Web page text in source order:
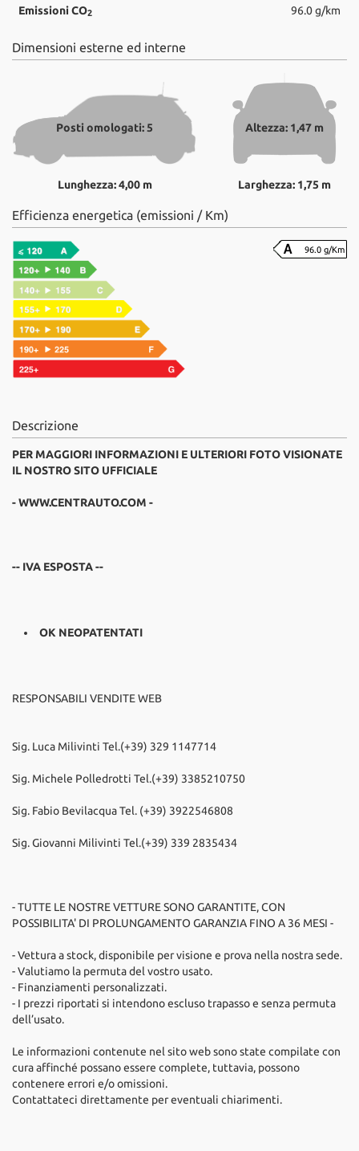
Emissioni CO2 96.0 g/km
Dimensioni esterne ed interne
Posti omologati: 5
Lunghezza: 4,00 m
Altezza: 1,47 m
Larghezza: 1,75 m
Efficienza energetica (emissioni / Km)
96.0 g/Km
Descrizione
PER MAGGIORI INFORMAZIONI E ULTERIORI FOTO VISIONATE
IL NOSTRO SITO UFFICIALE
- WWW.CENTRAUTO.COM -
-- IVA ESPOSTA --
OK NEOPATENTATI
RESPONSABILI VENDITE WEB
Sig. Luca Milivinti Tel.(+39) 329 1147714
Sig. Michele Polledrotti Tel.(+39) 3385210750
Sig. Fabio Bevilacqua Tel. (+39) 3922546808
Sig. Giovanni Milivinti Tel.(+39) 339 2835434
- TUTTE LE NOSTRE VETTURE SONO GARANTITE, CON
POSSIBILITA' DI PROLUNGAMENTO GARANZIA FINO A 36 MESI -
- Vettura a stock, disponibile per visione e prova nella nostra sede.
- Valutiamo la permuta del vostro usato.
- Finanziamenti personalizzati.
- I prezzi riportati si intendono escluso trapasso e senza permuta
dell’usato.
Le informazioni contenute nel sito web sono state compilate con
cura affinché possano essere complete, tuttavia, possono
contenere errori e/o omissioni.
Contattateci direttamente per eventuali chiarimenti.